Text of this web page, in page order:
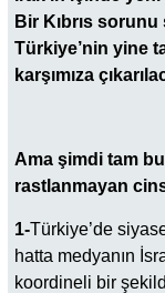
Bir Kıbrıs
Türkiye’nin yine
karşımıza
Ama şimdi tam
rastlanmayan
1-Türkiye’de
hatta medyanın
koordineli bir